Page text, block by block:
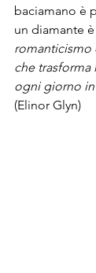
baciamano è
un diamante
romanticismo
che
ogni giorno
(Elinor Glyn)